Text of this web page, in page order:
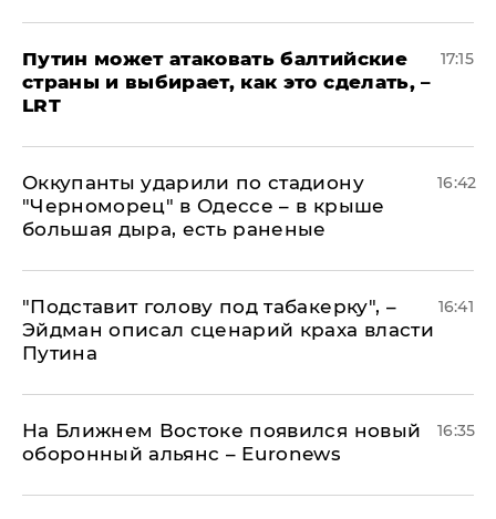
Путин может атаковать балтийские
страны и выбирает, как это сделать, –
LRT
17:15
Оккупанты ударили по стадиону
"Черноморец" в Одессе – в крыше
большая дыра, есть раненые
16:42
​"Подставит голову под табакерку", –
Эйдман описал сценарий краха власти
Путина
16:41
На Ближнем Востоке появился новый
оборонный альянс – Euronews
16:35